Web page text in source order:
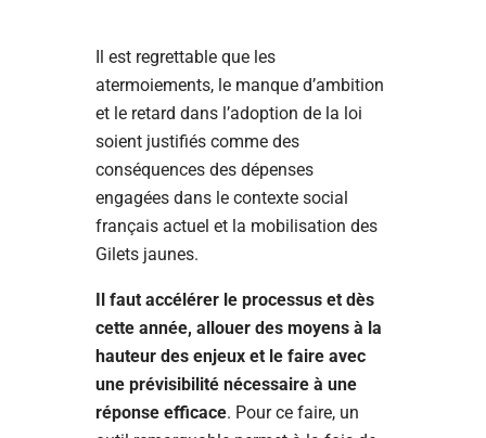
Il est regrettable que les
atermoiements, le manque d’ambition
et le retard dans l’adoption de la loi
soient justifiés comme des
conséquences des dépenses
engagées dans le contexte social
français actuel et la mobilisation des
Gilets jaunes.
Il faut accélérer le processus et dès
cette année, allouer des moyens à la
hauteur des enjeux et le faire avec
une prévisibilité nécessaire à une
réponse efficace. Pour ce faire, un